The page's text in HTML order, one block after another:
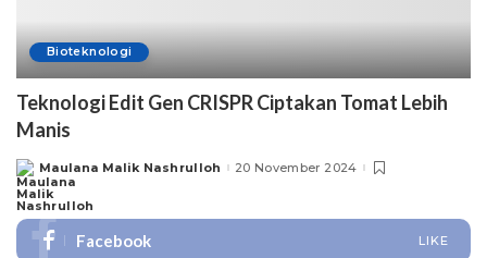
Bioteknologi
Teknologi Edit Gen CRISPR Ciptakan Tomat Lebih
Manis
Posted
by
Maulana Malik Nashrulloh 20 November 2024
Facebook LIKE